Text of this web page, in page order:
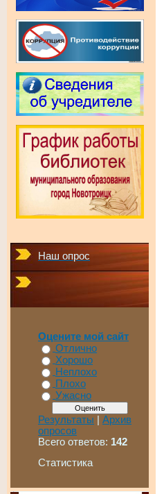
Наш опрос
Оцените мой сайт
Отлично
Хорошо
Неплохо
Плохо
Ужасно
Результаты | Архив
опросов
Всего ответов: 142
Статистика